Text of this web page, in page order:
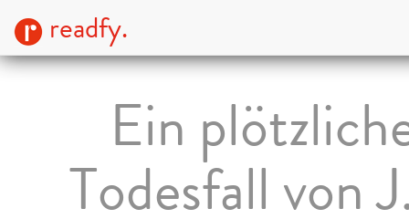
readfy.
Ein
Todesfall von